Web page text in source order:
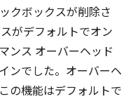
クボックスが削除さ
がデフォルトでオン
ンス オーバーヘッド
ンでした。オーバーヘ
の機能はデフォルトで